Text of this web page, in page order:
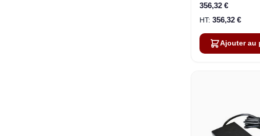
356,32 €
356,32 €
Ajouter au